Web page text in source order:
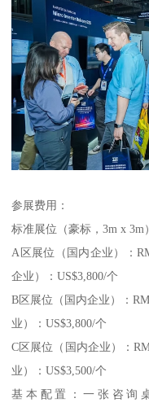
参展费用：
标准展位（豪标，3m x 3m
A区展位（国内企业
企业）：US$3,800/个
B区展位（国内企业）
业）：US$3,800/个
C区展位（国内企业）
业）：US$3,500/个
基本配置：一张咨询